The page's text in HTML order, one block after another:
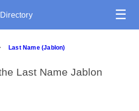
☰
Last Name (Jablon)
Last Name Jablon